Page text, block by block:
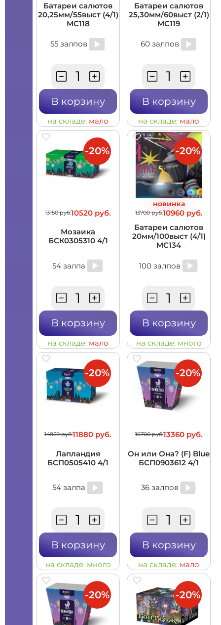
Батареи салютов
20,25мм/55выст (4/1)
MC118
55 залпов
В корзину
на складе: мало
Батареи салютов
25,30мм/60выст (2/1)
MC119
60 залпов
В корзину
на складе: мало
13150 руб.10520 руб.
Мозаика
БСК0305310 4/1
54 залпа
В корзину
на складе: мало
-20%
новинка
13700 руб.10960 руб.
Батареи салютов
20мм/100выст (4/1)
MC134
100 залпов
В корзину
на складе: много
-20%
14850 руб.11880 руб.
Лапландия
БСП0505410 4/1
54 залпа
В корзину
на складе: много
-20%
16700 руб.13360 руб.
Он или Она? (F) Blue
БСП0903612 4/1
36 залпов
В корзину
на складе: мало
-20%
-20% -20%